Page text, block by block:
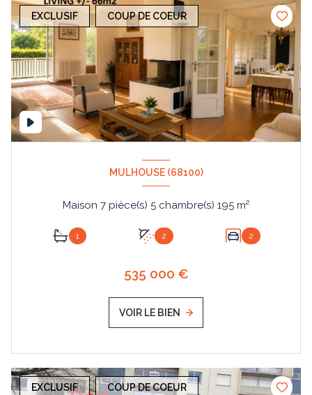
EXCLUSIF COUP DE COEUR
MULHOUSE (68100)
Maison 7 pièce(s) 5 chambre(s) 195 m²
1 2 2
535 000 €
VOIR LE BIEN
EXCLUSIF COUP DE COEUR